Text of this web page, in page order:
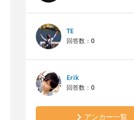
TE
回答数： 0
Erik
回答数： 0
アンカー一覧